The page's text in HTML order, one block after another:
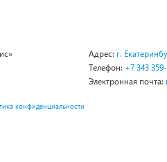
Адрес: г.
Телефон: +7 343
Электронная почта:
конфиденциальности